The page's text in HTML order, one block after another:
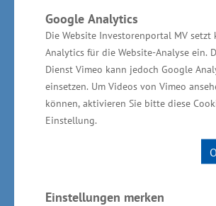
Google Analytics
Die Website Investorenportal MV setzt
Analytics für die Website-Analyse ein.
Dienst Vimeo kann jedoch Google
einsetzen. Um Videos von Vimeo
können, aktivieren Sie bitte diese
Einstellung.
Einstellungen merken
Die Gesamtinvestition für das
Förderzeitraum von 2022 bis
eine Million Euro. Das
beteiligt sich mit mehr als
Mitteln des Europäischen
übrigen Gelder stellen die
Länder der Otto-Brenner-